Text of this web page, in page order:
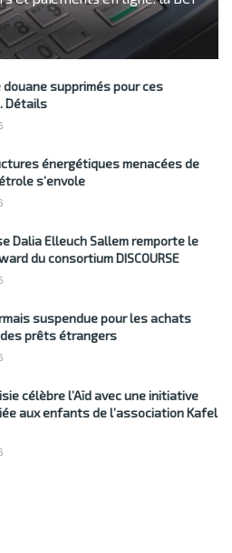
supprimés pour ces
Détails
énergétiques menacées de
s’envole
Dalia Elleuch Sallem remporte le
du consortium DISCOURSE
suspendue pour les achats
prêts étrangers
célèbre l’Aïd avec une initiative
aux enfants de l’association Kafel